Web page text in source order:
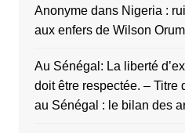
Anonymedans Nigeria :
aux enfers de Wilson
Au Sénégal: La liberté
doit être respectée. – Titre
au Sénégal : le bilan des